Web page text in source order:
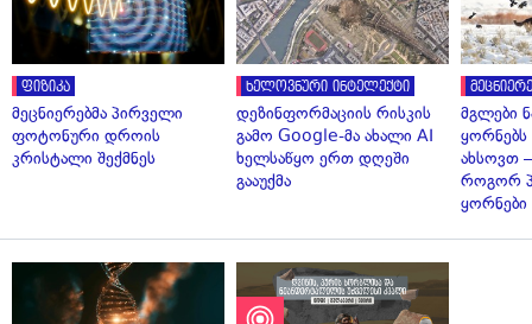
ფიზიკა
მეცნიერებმა პირველი
ფოტონური დროის
კრისტალი შექმნეს
ხელოვნური ინტელექტი
დეზინფორმაციის რისკის
გამო Google-მა ახალი AI
ხელსაწყო ერთ დღეში
გააუქმა
მგლები
ახსოვთ
როგორ
ყორნები